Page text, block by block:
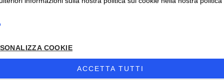
COOKIE
ACCETTA TUTTI